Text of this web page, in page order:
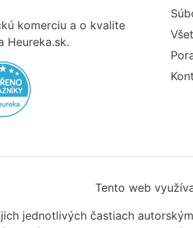
komerciu a o kvalite
Heureka.sk.
Tento web
jednotlivých častiach